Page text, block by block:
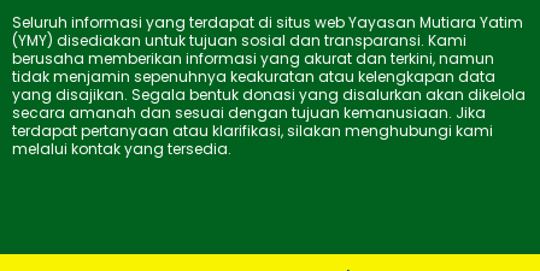
o
o
k
g
r
a
m
b
e
a
p
p
Seluruh informasi yang terdapat di situs web Yayasan Mutiara Yatim
(YMY) disediakan untuk tujuan sosial dan transparansi. Kami
berusaha memberikan informasi yang akurat dan terkini, namun
tidak menjamin sepenuhnya keakuratan atau kelengkapan data
yang disajikan. Segala bentuk donasi yang disalurkan akan dikelola
secara amanah dan sesuai dengan tujuan kemanusiaan. Jika
terdapat pertanyaan atau klarifikasi, silakan menghubungi kami
melalui kontak yang tersedia.